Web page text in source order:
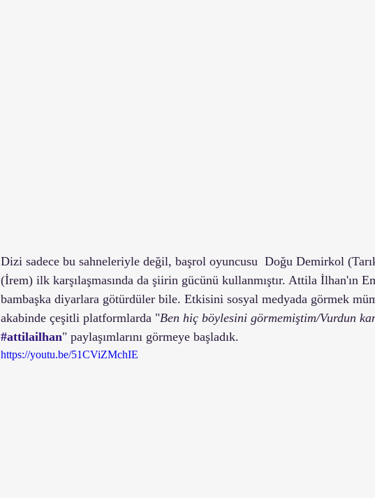
Dizi sadece bu sahneleriyle değil, başrol oyuncusu  Doğu Demirkol
(İrem) ilk karşılaşmasında da şiirin gücünü kullanmıştır. Attila İlhan'ın
bambaşka diyarlara götürdüler bile. Etkisini sosyal medyada görmek
akabinde çeşitli platformlarda "Ben hiç böylesini görmemiştim/Vurdun
#attilailhan" paylaşımlarını görmeye başladık.
https://youtu.be/51CViZMchIE